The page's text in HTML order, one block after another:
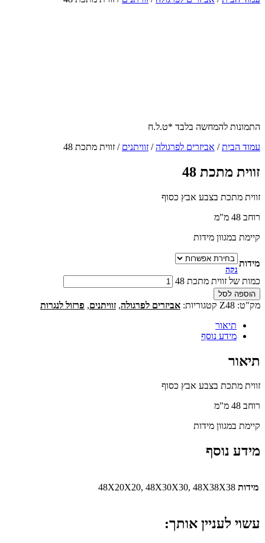
התמונות להמחשה בלבד *ט.ל.ח
עמוד הבית/ אביזרים לפרגולה/ זוויתנים / זווית מתכת 48
זווית מתכת 48
זווית מתכת בצבע אבץ כסוף
רוחב 48 מ"מ
קיימת במגוון מידות
מידות
נקה
כמות של זווית מתכת 48
הוספה לסל
מק"ט: Z48 קטגוריות: אביזרים לפרגולה, זוויתנים, פרזול לנגרות
תיאור
מידע נוסף
תיאור
זווית מתכת בצבע אבץ כסוף
רוחב 48 מ"מ
קיימת במגוון מידות
מידע נוסף
מידות 48X20X20, 48X30X30, 48X38X38
עשוי לעניין אותך: